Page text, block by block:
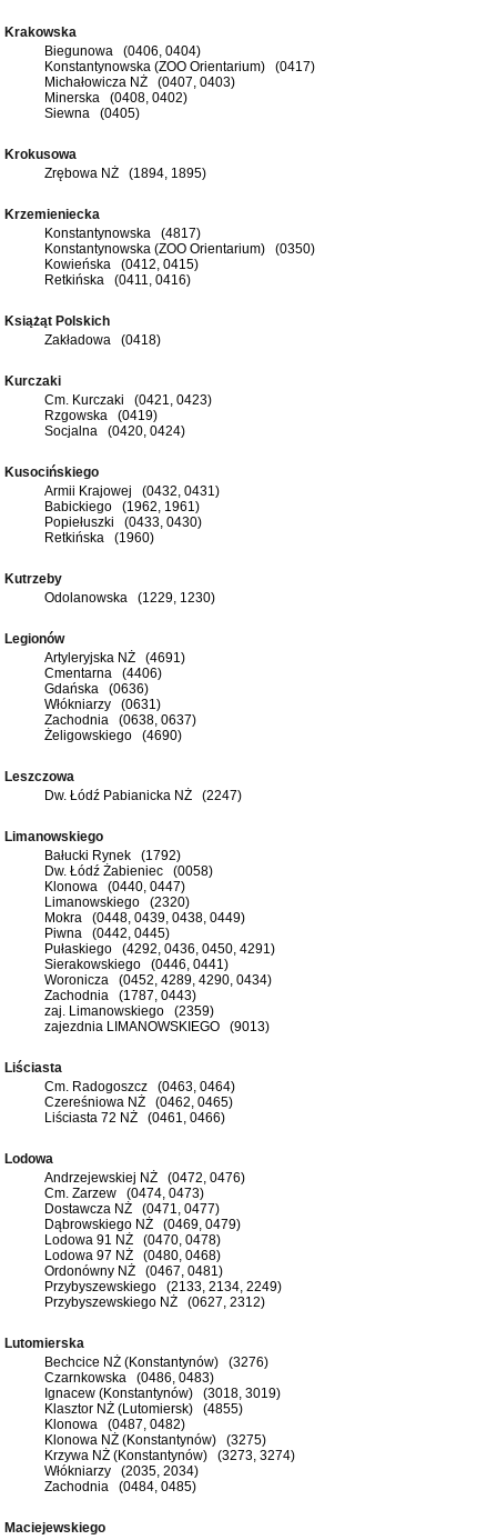
Krakowska
Biegunowa (0406, 0404)
Konstantynowska (ZOO Orientarium) (0417)
Michałowicza NŻ (0407, 0403)
Minerska (0408, 0402)
Siewna (0405)
Krokusowa
Zrębowa NŻ (1894, 1895)
Krzemieniecka
Konstantynowska (4817)
Konstantynowska (ZOO Orientarium) (0350)
Kowieńska (0412, 0415)
Retkińska (0411, 0416)
Książąt Polskich
Zakładowa (0418)
Kurczaki
Cm. Kurczaki (0421, 0423)
Rzgowska (0419)
Socjalna (0420, 0424)
Kusocińskiego
Armii Krajowej (0432, 0431)
Babickiego (1962, 1961)
Popiełuszki (0433, 0430)
Retkińska (1960)
Kutrzeby
Odolanowska (1229, 1230)
Legionów
Artyleryjska NŻ (4691)
Cmentarna (4406)
Gdańska (0636)
Włókniarzy (0631)
Zachodnia (0638, 0637)
Żeligowskiego (4690)
Leszczowa
Dw. Łódź Pabianicka NŻ (2247)
Limanowskiego
Bałucki Rynek (1792)
Dw. Łódź Żabieniec (0058)
Klonowa (0440, 0447)
Limanowskiego (2320)
Mokra (0448, 0439, 0438, 0449)
Piwna (0442, 0445)
Pułaskiego (4292, 0436, 0450, 4291)
Sierakowskiego (0446, 0441)
Woronicza (0452, 4289, 4290, 0434)
Zachodnia (1787, 0443)
zaj. Limanowskiego (2359)
zajezdnia LIMANOWSKIEGO (9013)
Liściasta
Cm. Radogoszcz (0463, 0464)
Czereśniowa NŻ (0462, 0465)
Liściasta 72 NŻ (0461, 0466)
Lodowa
Andrzejewskiej NŻ (0472, 0476)
Cm. Zarzew (0474, 0473)
Dostawcza NŻ (0471, 0477)
Dąbrowskiego NŻ (0469, 0479)
Lodowa 91 NŻ (0470, 0478)
Lodowa 97 NŻ (0480, 0468)
Ordonówny NŻ (0467, 0481)
Przybyszewskiego (2133, 2134, 2249)
Przybyszewskiego NŻ (0627, 2312)
Lutomierska
Bechcice NŻ (Konstantynów) (3276)
Czarnkowska (0486, 0483)
Ignacew (Konstantynów) (3018, 3019)
Klasztor NŻ (Lutomiersk) (4855)
Klonowa (0487, 0482)
Klonowa NŻ (Konstantynów) (3275)
Krzywa NŻ (Konstantynów) (3273, 3274)
Włókniarzy (2035, 2034)
Zachodnia (0484, 0485)
Maciejewskiego